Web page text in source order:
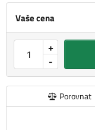
Vaše cena
-
+
Porovnat